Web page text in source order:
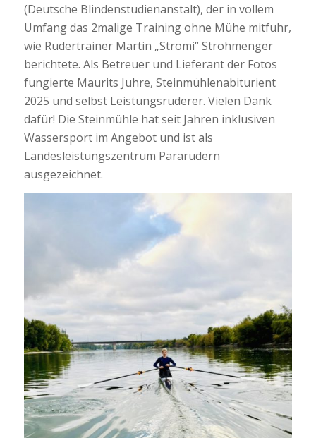
(Deutsche Blindenstudienanstalt), der in vollem
Umfang das 2malige Training ohne Mühe mitfuhr,
wie Rudertrainer Martin „Stromi“ Strohmenger
berichtete. Als Betreuer und Lieferant der Fotos
fungierte Maurits Juhre, Steinmühlenabiturient
2025 und selbst Leistungsruderer. Vielen Dank
dafür! Die Steinmühle hat seit Jahren inklusiven
Wassersport im Angebot und ist als
Landesleistungszentrum Pararudern
ausgezeichnet.